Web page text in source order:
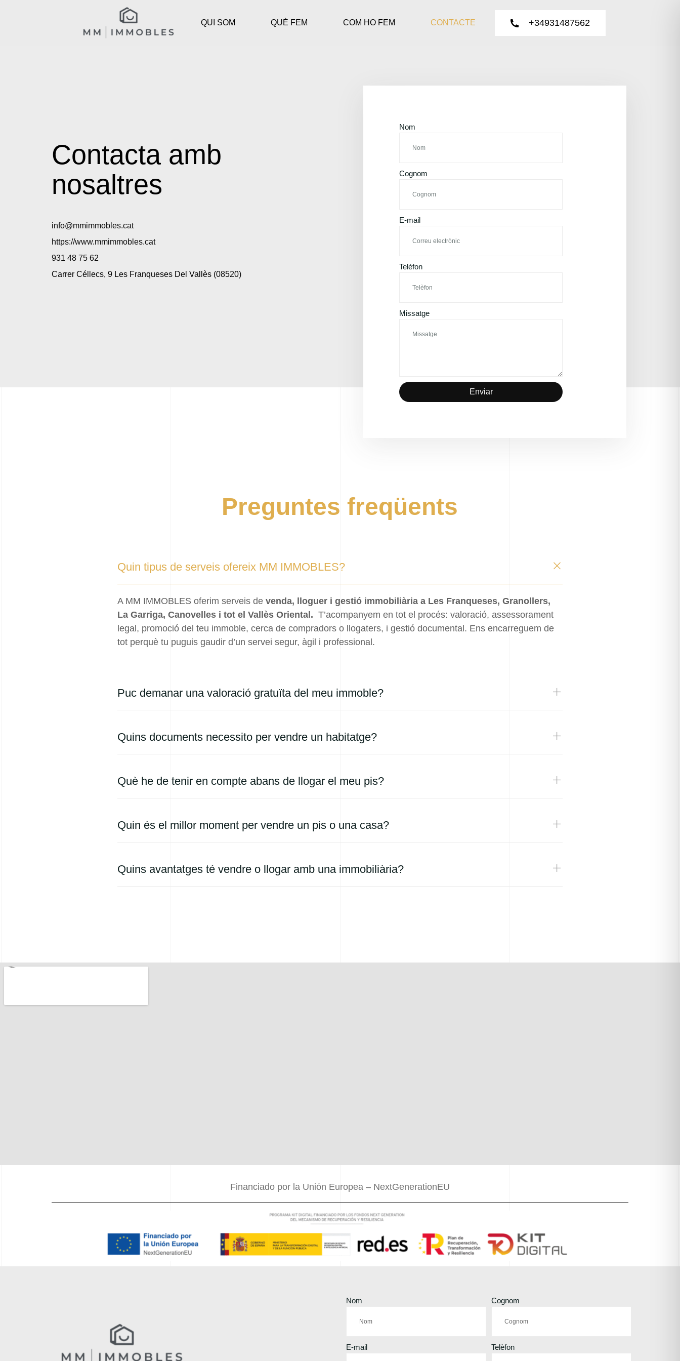
QUI SOM QUÈ FEM COM HO FEM CONTACTE +34931487562
Contacta amb
nosaltres
info@mmimmobles.cat
https://www.mmimmobles.cat
931 48 75 62
Carrer Céllecs, 9 Les Franqueses Del Vallès (08520)
Nom
Cognom
E-mail
Telèfon
Missatge
Enviar
Preguntes freqüents
Quin tipus de serveis ofereix MM IMMOBLES?
A MM IMMOBLES oferim serveis de venda, lloguer i gestió immobiliària a Les Franqueses, Granollers,
La Garriga, Canovelles i tot el Vallès Oriental. T’acompanyem en tot el procés: valoració, assessorament
legal, promoció del teu immoble, cerca de compradors o llogaters, i gestió documental. Ens encarreguem de
tot perquè tu puguis gaudir d’un servei segur, àgil i professional.
Puc demanar una valoració gratuïta del meu immoble?
Quins documents necessito per vendre un habitatge?
Què he de tenir en compte abans de llogar el meu pis?
Quin és el millor moment per vendre un pis o una casa?
Quins avantatges té vendre o llogar amb una immobiliària?
Financiado por la Unión Europea – NextGenerationEU
Nom Cognom
E-mail Telèfon